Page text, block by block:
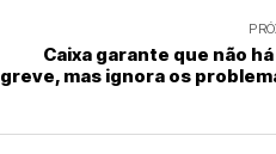
Caixa garante que não
greve, mas ignora os